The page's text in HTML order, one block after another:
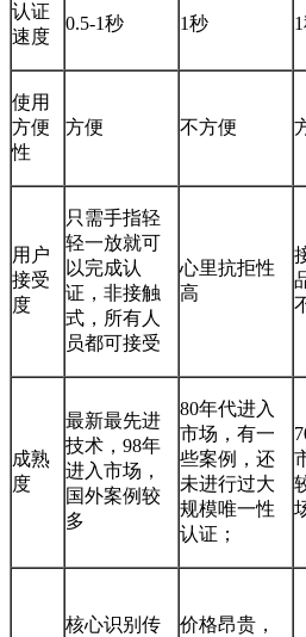
认证
速度
0.5-1秒 1秒
使用
方便
性
方便 不方便
用户
接受
度
只需手指轻
轻一放就可
以完成认
证，非接触
式，所有人
员都可接受
心里抗拒性
高
成熟
度
最新最先进
技术，98年
进入市场，
国外案例较
多
80年代进入
市场，有一
些案例，还
未进行过大
规模唯一性
认证；
核心识别传
价格昂贵，